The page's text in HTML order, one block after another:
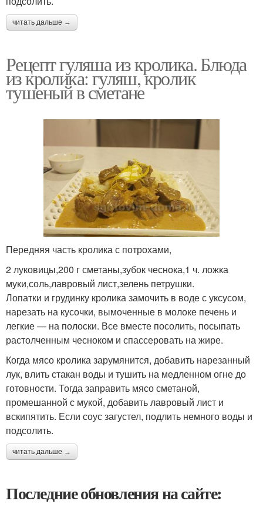
читать дальше →
Рецепт гуляша из кролика. Блюда
из кролика: гуляш, кролик
тушеный в сметане
Передняя часть кролика с потрохами,
2 луковицы,200 г сметаны,зубок чеснока,1 ч. ложка
муки,соль,лавровый лист,зелень петрушки.
Лопатки и грудинку кролика замочить в воде с уксусом,
нарезать на кусочки, вымоченные в молоке печень и
легкие — на полоски. Все вместе посолить, посыпать
растолченным чесноком и спассеровать на жире.
Когда мясо кролика зарумянится, добавить нарезанный
лук, влить стакан воды и тушить на медленном огне до
готовности. Тогда заправить мясо сметаной,
промешанной с мукой, добавить лавровый лист и
вскипятить. Если соус загустел, подлить немного воды и
подсолить.
читать дальше →
Последние обновления на сайте: